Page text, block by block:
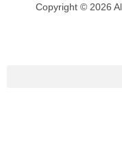
Copyright © 2026